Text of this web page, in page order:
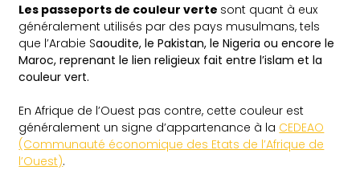
Les passeports de couleur verte sont quant à eux
généralement utilisés par des pays musulmans, tels
que l’Arabie Saoudite, le Pakistan, le Nigeria ou encore le
Maroc, reprenant le lien religieux fait entre l’islam et la
couleur vert.
En Afrique de l’Ouest pas contre, cette couleur est
généralement un signe d’appartenance à la CEDEAO
(Communauté économique des Etats de l’Afrique de
l’Ouest).